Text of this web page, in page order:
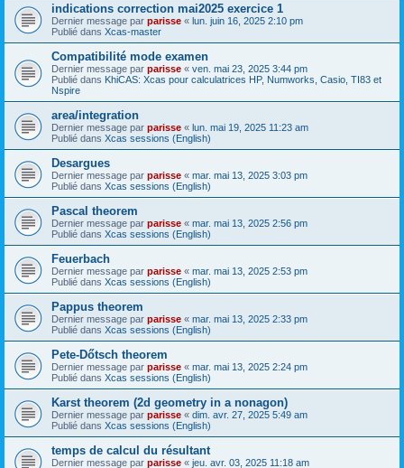
indications correction mai2025 exercice 1
Dernier message par parisse « lun. juin 16, 2025 2:10 pm
Publié dans Xcas-master
Compatibilité mode examen
Dernier message par parisse « ven. mai 23, 2025 3:44 pm
Publié dans KhiCAS: Xcas pour calculatrices HP, Numworks, Casio, TI83 et
Nspire
area/integration
Dernier message par parisse « lun. mai 19, 2025 11:23 am
Publié dans Xcas sessions (English)
Desargues
Dernier message par parisse « mar. mai 13, 2025 3:03 pm
Publié dans Xcas sessions (English)
Pascal theorem
Dernier message par parisse « mar. mai 13, 2025 2:56 pm
Publié dans Xcas sessions (English)
Feuerbach
Dernier message par parisse « mar. mai 13, 2025 2:53 pm
Publié dans Xcas sessions (English)
Pappus theorem
Dernier message par parisse « mar. mai 13, 2025 2:33 pm
Publié dans Xcas sessions (English)
Pete-Dőtsch theorem
Dernier message par parisse « mar. mai 13, 2025 2:24 pm
Publié dans Xcas sessions (English)
Karst theorem (2d geometry in a nonagon)
Dernier message par parisse « dim. avr. 27, 2025 5:49 am
Publié dans Xcas sessions (English)
temps de calcul du résultant
Dernier message par parisse « jeu. avr. 03, 2025 11:18 am